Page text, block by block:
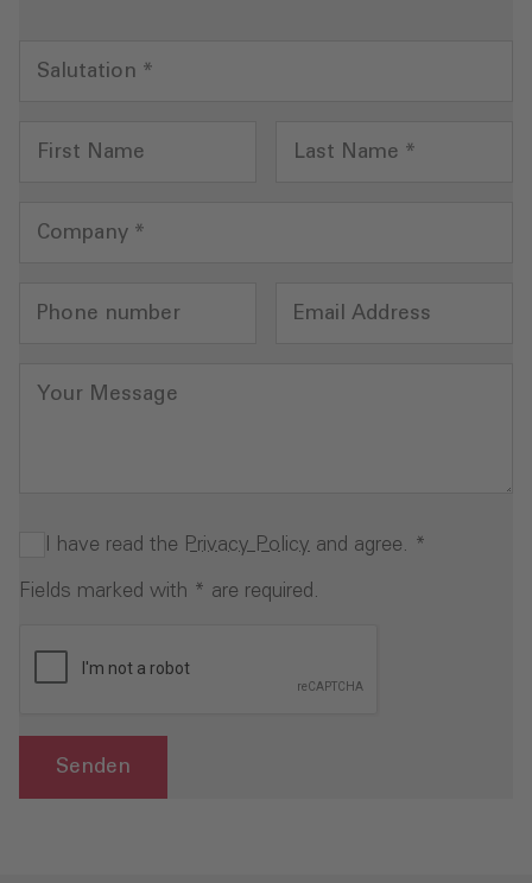
Salutation *
First Name Last Name *
Company *
Phone number Email Address
Your Message
I have read the Privacy Policy and agree. *
Fields marked with * are required.
Senden